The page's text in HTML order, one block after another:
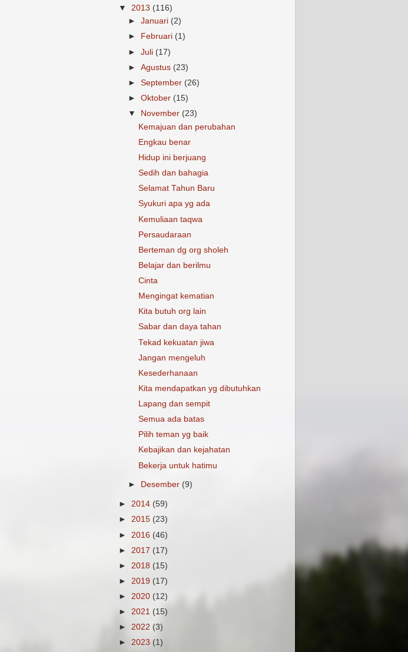
▼ 2013 (116)
►Januari (2)
►
Februari (1)
►Juli (17)
►Agustus (23)
►September (26)
►Oktober (15)
▼
November (23)
Kemajuan dan perubahan
Engkau benar
Hidup ini berjuang
Sedih dan bahagia
Selamat Tahun Baru
Syukuri apa yg ada
Kemuliaan taqwa
Persaudaraan
Berteman dg org sholeh
Belajar dan berilmu
Cinta
Mengingat kematian
Kita butuh org lain
Sabar dan daya tahan
Tekad kekuatan jiwa
Jangan mengeluh
Kesederhanaan
Kita mendapatkan yg dibutuhkan
Lapang dan sempit
Semua ada batas
Pilih teman yg baik
Kebajikan dan kejahatan
Bekerja untuk hatimu
► Desember (9)
► 2014 (59)
► 2015 (23)
► 2016 (46)
► 2017 (17)
► 2018 (15)
► 2019 (17)
► 2020 (12)
► 2021 (15)
► 2022 (3)
► 2023 (1)